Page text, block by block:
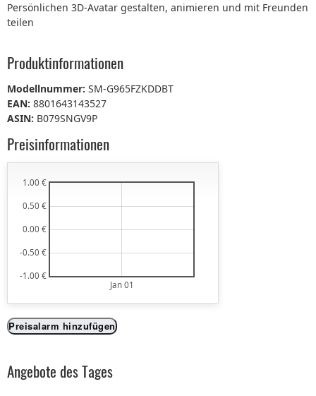
Persönlichen 3D-Avatar gestalten, animieren und mit Freunden
teilen
Produktinformationen
Modellnummer: SM-G965FZKDDBT
EAN: 8801643143527
ASIN: B079SNGV9P
Preisinformationen
Jan 01
-1.00 €
-0.50 €
0.00 €
0.50 €
1.00 €
Preisalarm hinzufügen
Angebote des Tages